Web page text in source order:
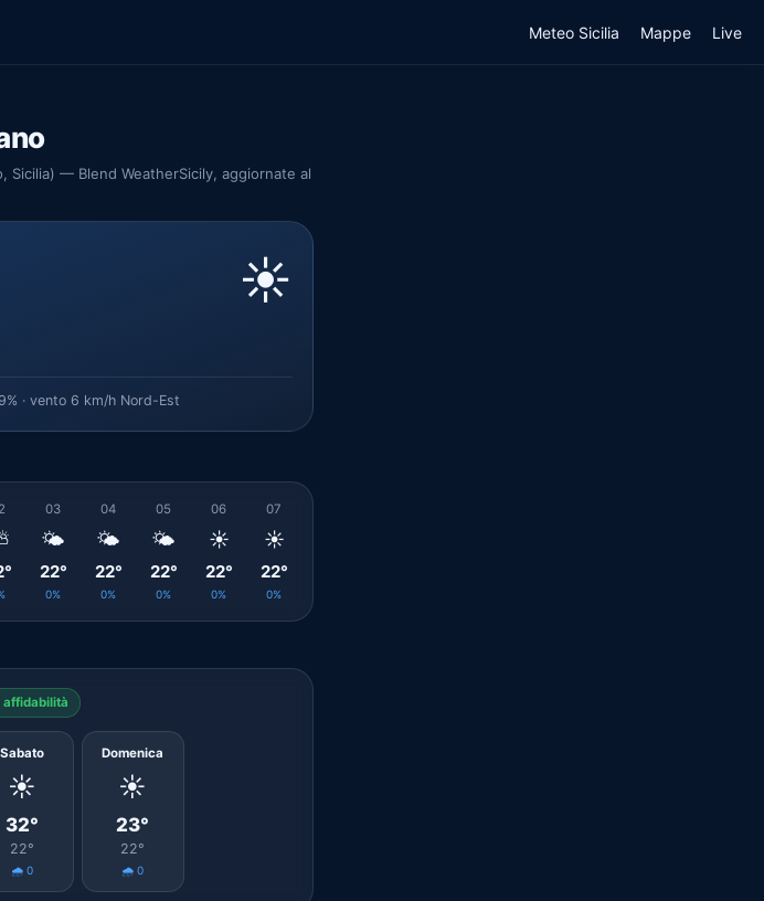
Meteo Sicilia Mappe Live
Sicilia) — Blend WeatherSicily, aggiornate al
☀️
· vento 6 km/h Nord-Est
03
🌤️
22°
0%
04
🌤️
22°
0%
05
🌤️
22°
0%
06
☀️
22°
0%
07
☀️
22°
0%
affidabilità
Sabato
☀️
32°
22°
🌧️ 0
Domenica
☀️
23°
22°
🌧️ 0